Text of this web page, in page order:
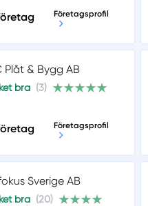
Företagsprofil
Plåt & Bygg AB
bra (3)
Företagsprofil
Sverige AB
bra (20)